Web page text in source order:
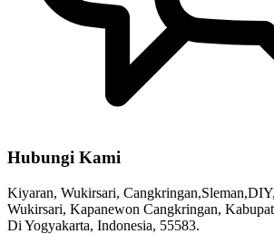
Hubungi Kami
Kiyaran, Wukirsari,
Wukirsari, Kapanewon Cangkringan,
Di Yogyakarta, Indonesia, 55583.